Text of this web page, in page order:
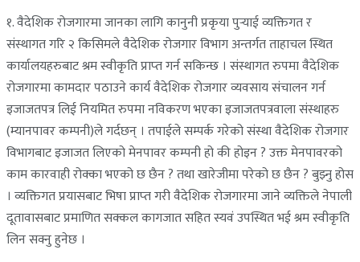
१. वैदेशिक रोजगारमा जानका लागि कानुनी प्रकृया पुर्‍याई व्यक्तिगत र
संस्थागत गरि २ किसिमले वैदेशिक रोजगार विभाग अन्तर्गत ताहाचल स्थित
कार्यालयहरुबाट श्रम स्वीकृति प्राप्‍त गर्न सकिन्छ । संस्थागत रुपमा वैदेशिक
रोजगारमा कामदार पठाउने कार्य वैदेशिक रोजगार व्यवसाय संचालन गर्न
इजाजतपत्र लिई नियमित रुपमा नविकरण भएका इजाजतपत्रवाला संस्थाहरु
(म्यानपावर कम्पनी)ले गर्दछन् । तपाईले सम्पर्क गरेको संस्था वैदेशिक रोजगार
विभागबाट इजाजत लिएको मेनपावर कम्पनी हो की होइन ? उक्त मेनपावरको
काम कारवाही रोक्का भएको छ छैन ? तथा खारेजीमा परेको छ छैन ? बुझ्नु होस
। व्यक्तिगत प्रयासबाट भिषा प्राप्‍त गरी वैदेशिक रोजगारमा जाने व्यक्तिले नेपाली
दूतावासबाट प्रमाणित सक्कल कागजात सहित स्यवं उपस्थित भई श्रम स्वीकृति
लिन सक्नु हुनेछ ।